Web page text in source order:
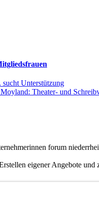
sucht Unterstützung
forum
eigener Angebote